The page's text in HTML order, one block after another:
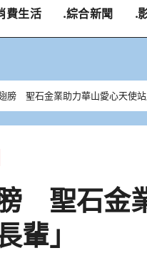
費生活 .綜合新聞 .
翅膀 聖石金業助力華山愛心天使站
膀 聖石金
輩」